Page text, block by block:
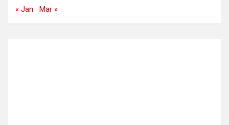
« Jan
Mar »